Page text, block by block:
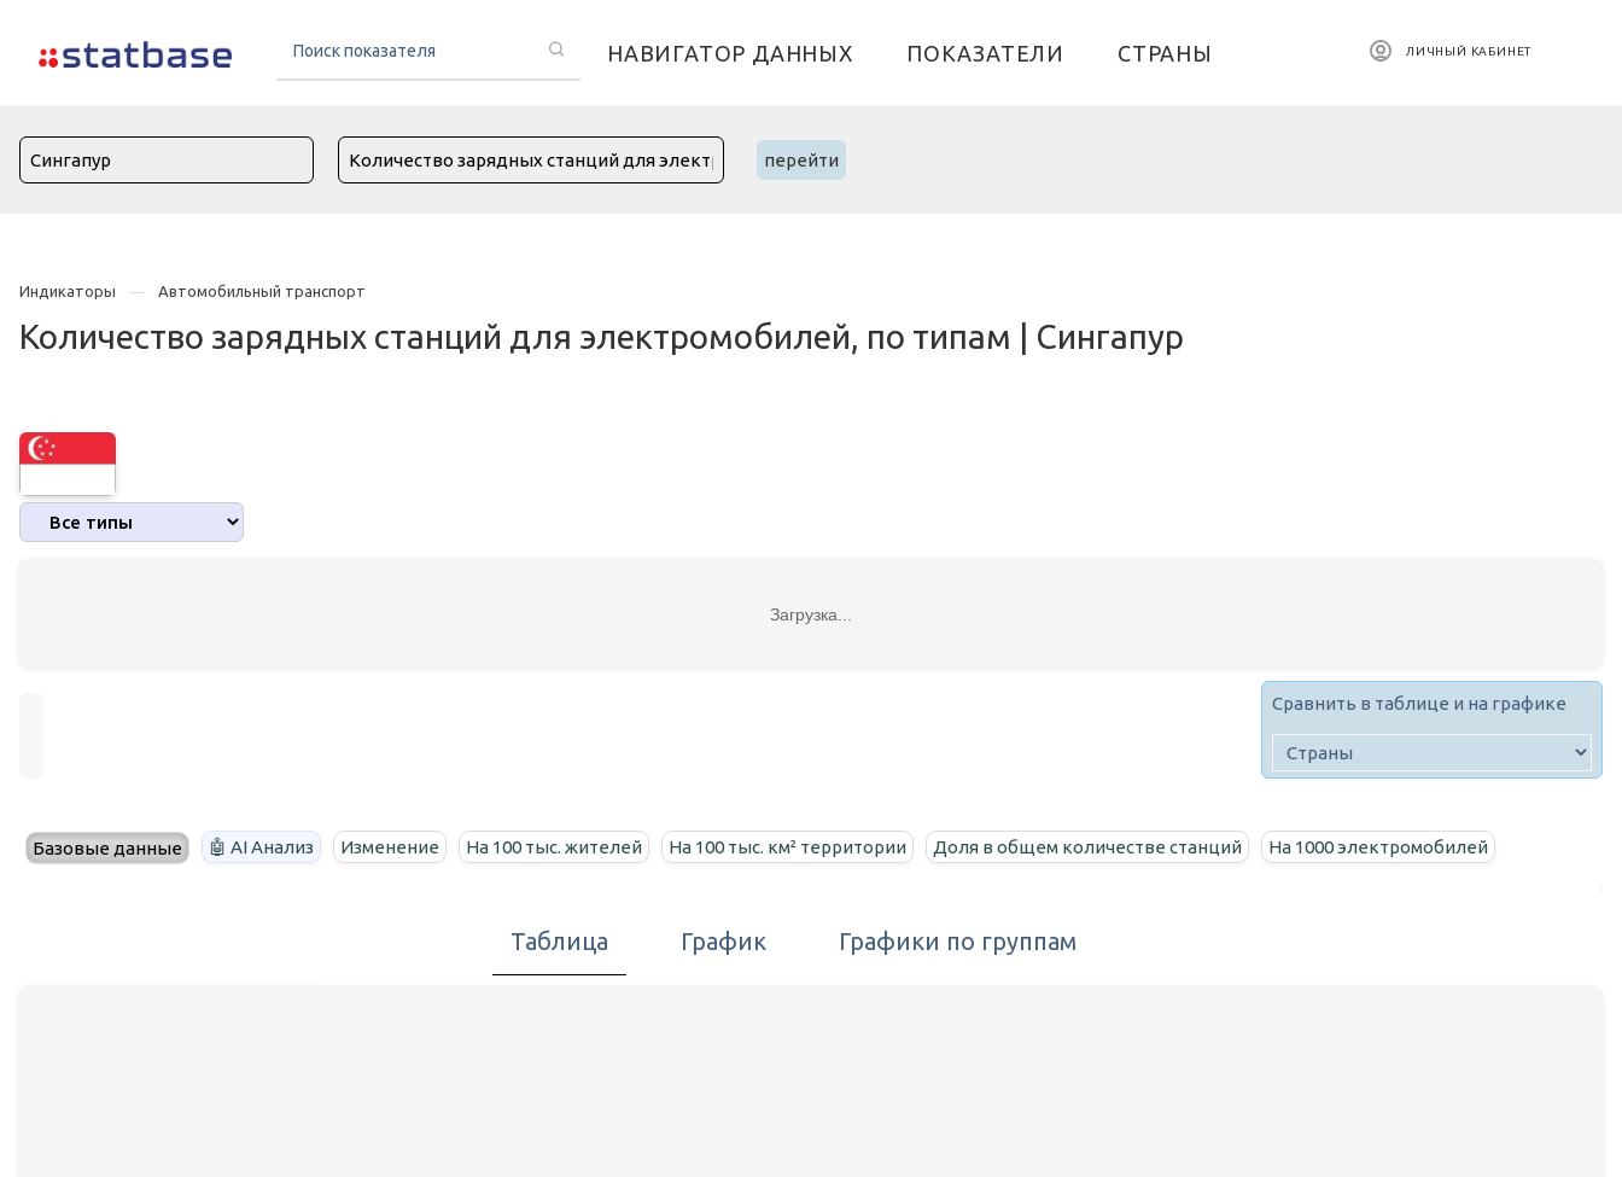
НАВИГАТОР ДАННЫХ ПОКАЗАТЕЛИ СТРАНЫ ЛИЧНЫЙ КАБИНЕТ
перейти
Индикаторы Автомобильный транспорт
Количество зарядных станций для электромобилей, по типам | Сингапур
Загрузка...
Сравнить в таблице и на графике
Базовые данные 🤖 AI Анализ Изменение На 100 тыс. жителей На 100 тыс. км² территории Доля в общем количестве станций На 1000 электромобилей
Таблица График Графики по группам